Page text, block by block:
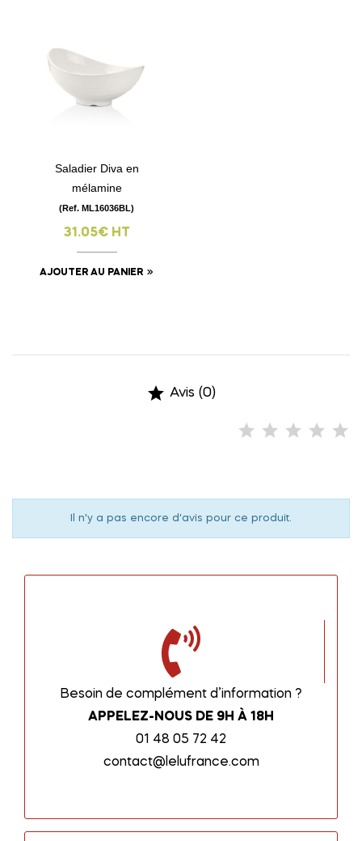
Saladier Diva en
mélamine
(Ref. ML16036BL)
31.05€ HT
AJOUTER AU PANIER
 Avis (0)
Il n'y a pas encore d'avis pour ce produit.
Besoin de complément d’information ?
APPELEZ-NOUS DE 9H À 18H
01 48 05 72 42
contact@lelufrance.com